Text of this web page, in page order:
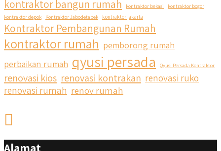
kontraktor bangun rumah
kontraktor bekasi
kontraktor bogor
kontraktor depok
Kontraktor Jabodetabek kontraktor jakarta
Kontraktor Pembangunan Rumah
kontraktor rumah pemborong rumah
perbaikan rumah qyusi persada Qyusi Persada Kontraktor
renovasi kios renovasi kontrakan renovasi ruko
renovasi rumah renov rumah
Alamat